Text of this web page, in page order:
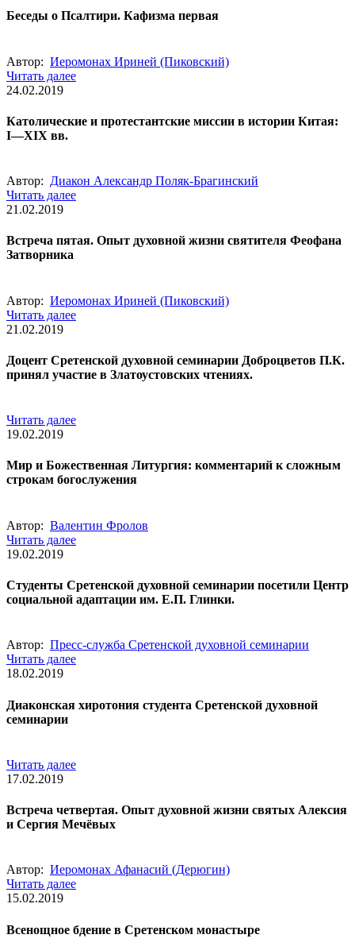
Беседы о Псалтири. Кафизма первая
Автор: Иеромонах Ириней (Пиковский)
Читать далее
24.02.2019
Католические и протестантские миссии в истории Китая:
I―XIX вв.
Автор: Диакон Александр Поляк-Брагинский
Читать далее
21.02.2019
Встреча пятая. Опыт духовной жизни святителя Феофана
Затворника
Автор: Иеромонах Ириней (Пиковский)
Читать далее
21.02.2019
Доцент Сретенской духовной семинарии Доброцветов П.К.
принял участие в Златоустовских чтениях.
Читать далее
19.02.2019
Мир и Божественная Литургия: комментарий к сложным
строкам богослужения
Автор: Валентин Фролов
Читать далее
19.02.2019
Студенты Сретенской духовной семинарии посетили Центр
социальной адаптации им. Е.П. Глинки.
Автор: Пресс-служба Сретенской духовной семинарии
Читать далее
18.02.2019
Диаконская хиротония студента Сретенской духовной
семинарии
Читать далее
17.02.2019
Встреча четвертая. Опыт духовной жизни святых Алексия
и Сергия Мечёвых
Автор: Иеромонах Афанасий (Дерюгин)
Читать далее
15.02.2019
Всенощное бдение в Сретенском монастыре